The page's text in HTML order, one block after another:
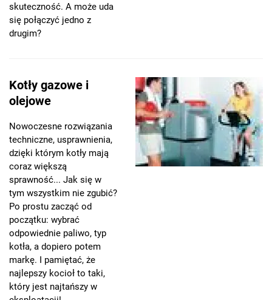
skuteczność. A może uda
się połączyć jedno z
drugim?
Kotły gazowe i
olejowe
Nowoczesne rozwiązania
techniczne, usprawnienia,
dzięki którym kotły mają
coraz większą
sprawność... Jak się w
tym wszystkim nie zgubić?
Po prostu zacząć od
początku: wybrać
odpowiednie paliwo, typ
kotła, a dopiero potem
markę. I pamiętać, że
najlepszy kocioł to taki,
który jest najtańszy w